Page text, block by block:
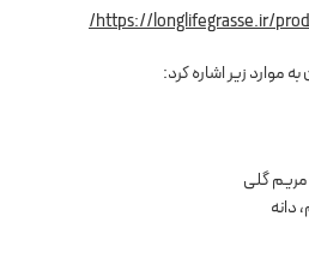
https://longlifegrasse.ir/
زیر اشاره کرد:
گلی
دانه